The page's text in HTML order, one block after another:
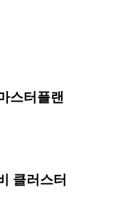
스터플랜
클러스터